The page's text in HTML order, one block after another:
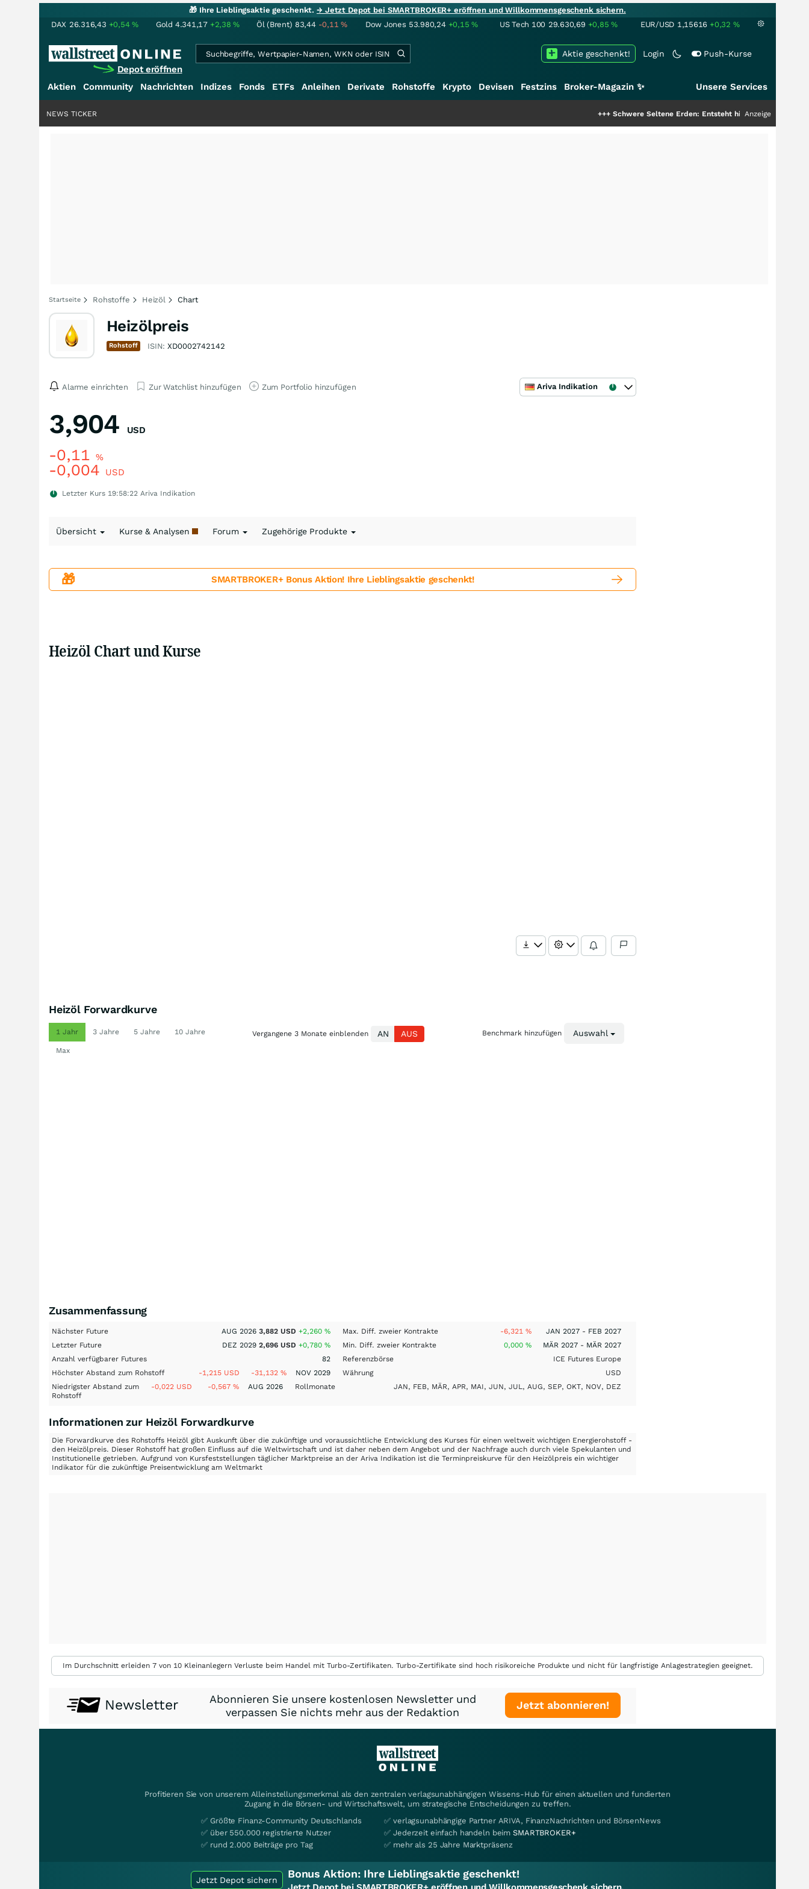
🎁 Ihre Lieblingsaktie geschenkt.→ Jetzt Depot bei SMARTBROKER+ eröffnen und Willkommensgeschenk sichern.
DAX 26.316,43 +0,54% Gold 4.341,17 +2,38% Öl (Brent) 83,44 -0,11% Dow Jones 53.980,24 +0,15% US Tech 100 29.630,69 +0,85% EUR/USD 1,15616 +0,32 %
Depot eröffnen
Login Push-Kurse
Aktie geschenkt!
Aktien Community Nachrichten Indizes Fonds ETFs Anleihen Derivate Rohstoffe Krypto Devisen Festzins Broker-Magazin ✨ Unsere Services
Schwere Seltene Erden: Entsteht hier die nächste
Anzeige
NEWS TICKER
Startseite Rohstoffe Heizöl Chart
Heizölpreis
Rohstoff ISIN:XD0002742142
Alarme einrichten Zur Watchlist hinzufügen Zum Portfolio hinzufügen Ariva Indikation
3,904 USD
-0,11 %
-0,004 USD
Letzter Kurs 19:58:22 Ariva Indikation
Übersicht Kurse & Analysen Forum Zugehörige Produkte
🎁 SMARTBROKER+ Bonus Aktion! Ihre Lieblingsaktie geschenkt!
Heizöl Chart und Kurse
Heizöl Forwardkurve
1 Jahr 3 Jahre 5 Jahre 10 Jahre
Max
Vergangene 3 Monate einblenden AN AUS Benchmark hinzufügen Auswahl
Zusammenfassung
Nächster Future AUG 2026 3,882 USD +2,260 % Max. Diff. zweier Kontrakte -6,321 % JAN 2027 - FEB 2027
Letzter Future
DEZ 2029 2,696 USD +0,780 % Min. Diff. zweier Kontrakte 0,000 % MÄR 2027 - MÄR 2027
Anzahl verfügbarer Futures
82 Referenzbörse
ICE Futures Europe
Höchster Abstand zum Rohstoff
-1,215 USD -31,132 % NOV 2029 Währung
USD
Niedrigster Abstand zum
Rohstoff
-0,022 USD -0,567 % AUG 2026 Rollmonate JAN, FEB, MÄR, APR, MAI, JUN, JUL, AUG, SEP, OKT, NOV, DEZ
Informationen zur Heizöl Forwardkurve
Die Forwardkurve des Rohstoffs Heizöl gibt Auskunft über die zukünftige und voraussichtliche Entwicklung des Kurses für einen weltweit wichtigen Energierohstoff -
den Heizölpreis. Dieser Rohstoff hat großen Einfluss auf die Weltwirtschaft und ist daher neben dem Angebot und der Nachfrage auch durch viele Spekulanten und
Institutionelle getrieben. Aufgrund von Kursfeststellungen täglicher Marktpreise an der Ariva Indikation ist die Terminpreiskurve für den Heizölpreis ein wichtiger
Indikator für die zukünftige Preisentwicklung am Weltmarkt
Im Durchschnitt erleiden 7 von 10 Kleinanlegern Verluste beim Handel mit Turbo-Zertifikaten. Turbo-Zertifikate sind hoch risikoreiche Produkte und nicht für langfristige Anlagestrategien geeignet.
Newsletter
Abonnieren Sie unsere kostenlosen Newsletter und
verpassen Sie nichts mehr aus der Redaktion
Jetzt abonnieren!
Profitieren Sie von unserem Alleinstellungsmerkmal als den zentralen verlagsunabhängigen Wissens-Hub für einen aktuellen und fundierten
Zugang in die Börsen- und Wirtschaftswelt, um strategische Entscheidungen zu treffen.
✅ Größte Finanz-Community Deutschlands
✅ über 550.000 registrierte Nutzer
✅ rund 2.000 Beiträge pro Tag
✅ verlagsunabhängige Partner ARIVA, FinanzNachrichten und BörsenNews
✅ Jederzeit einfach handeln beimSMARTBROKER+
✅ mehr als 25 Jahre Marktpräsenz
Jetzt Depot sichern Bonus Aktion: Ihre Lieblingsaktie geschenkt!